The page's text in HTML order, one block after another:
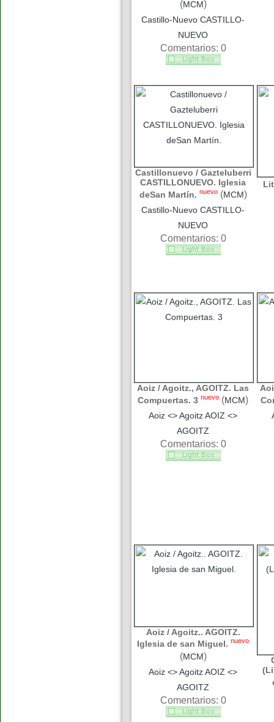
(MCM)
Castillo-Nuevo CASTILLO-
NUEVO
Comentarios: 0
Castillonuevo / Gazteluberri
CASTILLONUEVO. Iglesia
deSan Martín. nuevo (MCM)
Castillo-Nuevo CASTILLO-
NUEVO
Comentarios: 0
Aoiz / Agoitz., AGOITZ. Las
Compuertas. 3 nuevo (MCM)
Aoiz <> Agoitz AOIZ <>
AGOITZ
Comentarios: 0
Aoiz / Agoitz.. AGOITZ.
Iglesia de san Miguel. nuevo
(MCM)
Aoiz <> Agoitz AOIZ <>
AGOITZ
Comentarios: 0